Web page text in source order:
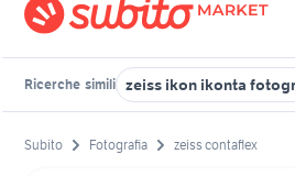
Ricerche simili zeiss ikon ikonta
Subito Fotografia zeiss contaflex